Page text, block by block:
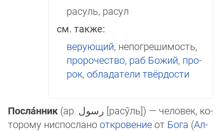
расуль, расул
см. также:
верующий, непогрешимость,
про­ро­чество, раб Божий, про­
рок, обладатели твёрдости
Посла́нник (ар. رسول [расӯль]‎) — человек, ко­
то­ро­му ниспосланоот­кро­ве­ние от Бога (Ал­